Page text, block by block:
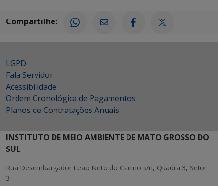
Compartilhe:
LGPD
Fala Servidor
Acessibilidade
Ordem Cronológica de Pagamentos
Planos de Contratações Anuais
INSTITUTO DE MEIO AMBIENTE DE MATO GROSSO DO
SUL
Rua Desembargador Leão Neto do Carmo s/n, Quadra 3, Setor
3